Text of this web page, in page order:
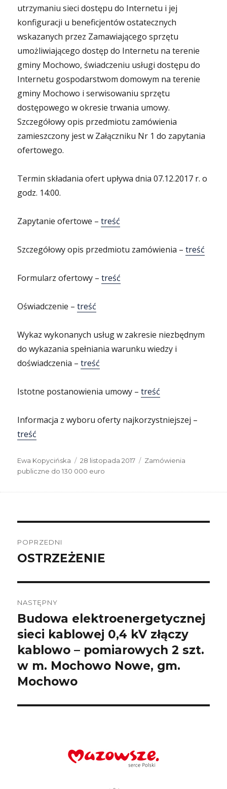
utrzymaniu sieci dostępu do Internetu i jej
konfiguracji u beneficjentów ostatecznych
wskazanych przez Zamawiającego sprzętu
umożliwiającego dostęp do Internetu na terenie
gminy Mochowo, świadczeniu usługi dostępu do
Internetu gospodarstwom domowym na terenie
gminy Mochowo i serwisowaniu sprzętu
dostępowego w okresie trwania umowy.
Szczegółowy opis przedmiotu zamówienia
zamieszczony jest w Załączniku Nr 1 do zapytania
ofertowego.
Termin składania ofert upływa dnia 07.12.2017 r. o
godz. 14:00.
Zapytanie ofertowe –treść
Szczegółowy opis przedmiotu zamówienia –treść
Formularz ofertowy –treść
Oświadczenie –treść
Wykaz wykonanych usług w zakresie niezbędnym
do wykazania spełniania warunku wiedzy i
doświadczenia –treść
Istotne postanowienia umowy –treść
Informacja z wyboru oferty najkorzystniejszej –
treść
Autor
Ewa Kopycińska
Data
publikacji
28 listopada 2017 Kategorie
Zamówienia
publiczne do 130 000 euro
wpisu
POPRZEDNI
Poprzedni
OSTRZEŻENIE
NASTĘPNY
Następny
wpis:
Budowa elektroenergetycznej
sieci kablowej 0,4 kV złączy
kablowo – pomiarowych 2 szt.
w m. Mochowo Nowe, gm.
Mochowo